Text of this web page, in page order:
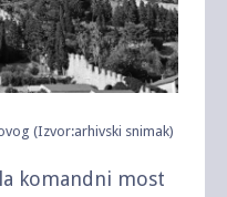
(Izvor:arhivski snimak)
komandni most